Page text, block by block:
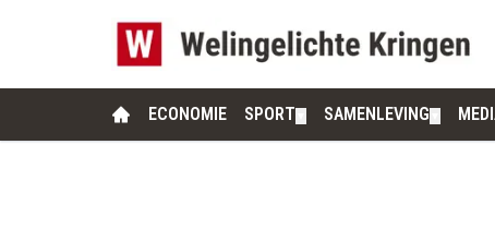
ECONOMIE SPORT SAMENLEVING